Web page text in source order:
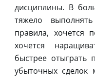
дисциплины. В
тяжело
правила, хочется
хочется
быстрее отыграть
убыточных сделок